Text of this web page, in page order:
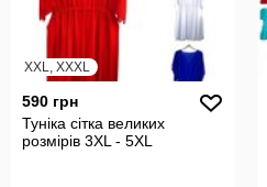
XXL, XXXL
590 грн
Туніка сітка великих
розмірів 3XL - 5XL